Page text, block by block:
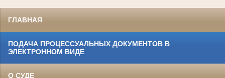
ГЛАВНАЯ
ПОДАЧА ПРОЦЕССУАЛЬНЫХ ДОКУМЕНТОВ В
ЭЛЕКТРОННОМ ВИДЕ
О СУДЕ